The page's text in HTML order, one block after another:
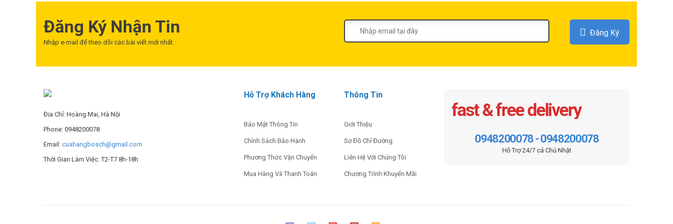
MUA NGAY MUA NGAY
Đăng Ký Nhận Tin
Nhập e-mail để theo dõi các bài viết mới nhất.
Đăng Ký
Địa Chỉ: Hoàng Mai, Hà Nội
Phone: 0948200078
Email: cuahangbosch@gmail.com
Thời Gian Làm Việc: T2-T7 8h-18h
Hỗ Trợ Khách Hàng
Bảo Mật Thông Tin
Chính Sách Bảo Hành
Phương Thức Vận Chuyển
Mua Hàng Và Thanh Toán
Thông Tin
Giới Thiệu
Sơ Đồ Chỉ Đường
Liên Hệ Với Chúng Tôi
Chương Trình Khuyến Mãi
fast & free delivery
0948200078 - 0948200078
Hỗ Trợ 24/7 cả Chủ Nhật